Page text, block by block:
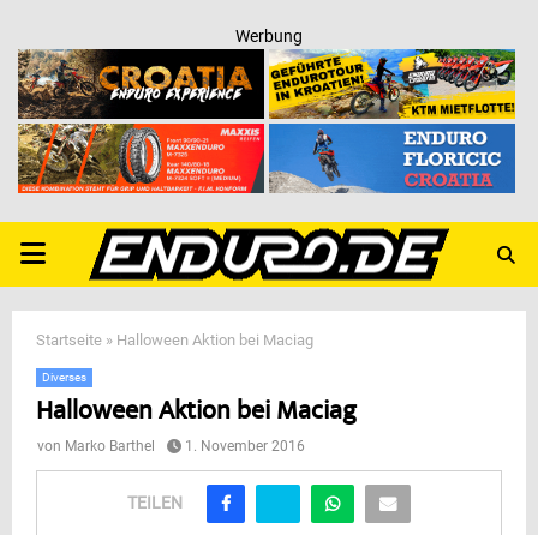
Werbung
PRIMARY
MENU
Startseite » Halloween Aktion bei Maciag
Diverses
Halloween Aktion bei Maciag
von Marko Barthel 1. November 2016
TEILEN